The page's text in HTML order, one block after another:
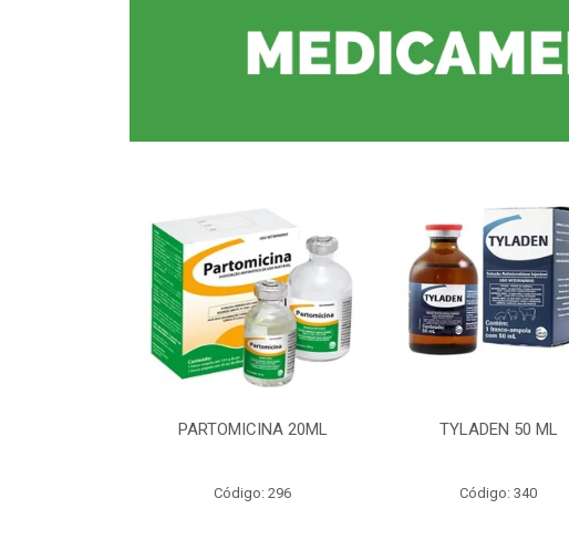
PARTOMICINA 20ML
Código: 296
TYLADEN 50 ML
Código: 340